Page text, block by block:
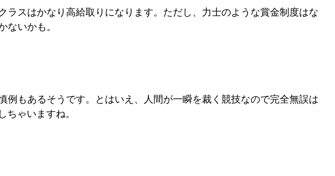
スはかなり高給取りになります。ただし、力士のような賞金制度はな
ないかも。
もあるそうです。とはいえ、人間が一瞬を裁く競技なので完全無誤は
ゃいますね。